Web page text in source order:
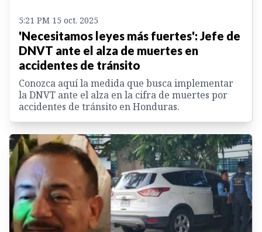
5:21 PM 15 oct. 2025
'Necesitamos leyes más fuertes': Jefe de
DNVT ante el alza de muertes en
accidentes de tránsito
Conozca aquí la medida que busca implementar
la DNVT ante el alza en la cifra de muertes por
accidentes de tránsito en Honduras.